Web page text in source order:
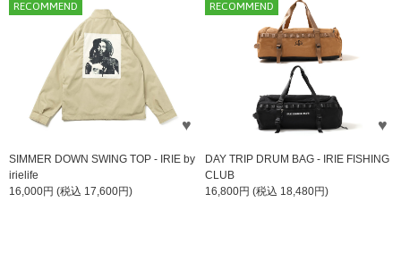
RECOMMEND
SIMMER DOWN SWING TOP - IRIE by
irielife
16,000円 (税込 17,600円)
RECOMMEND
DAY TRIP DRUM BAG - IRIE FISHING
CLUB
16,800円 (税込 18,480円)